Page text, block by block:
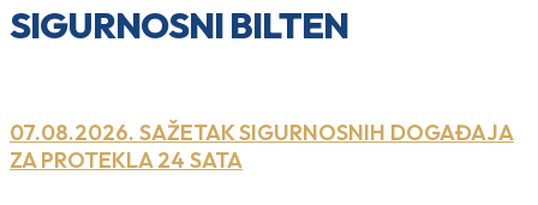
SIGURNOSNI BILTEN
07.08.2026. SAŽETAK SIGURNOSNIH DOGAĐAJA
ZA PROTEKLA 24 SATA